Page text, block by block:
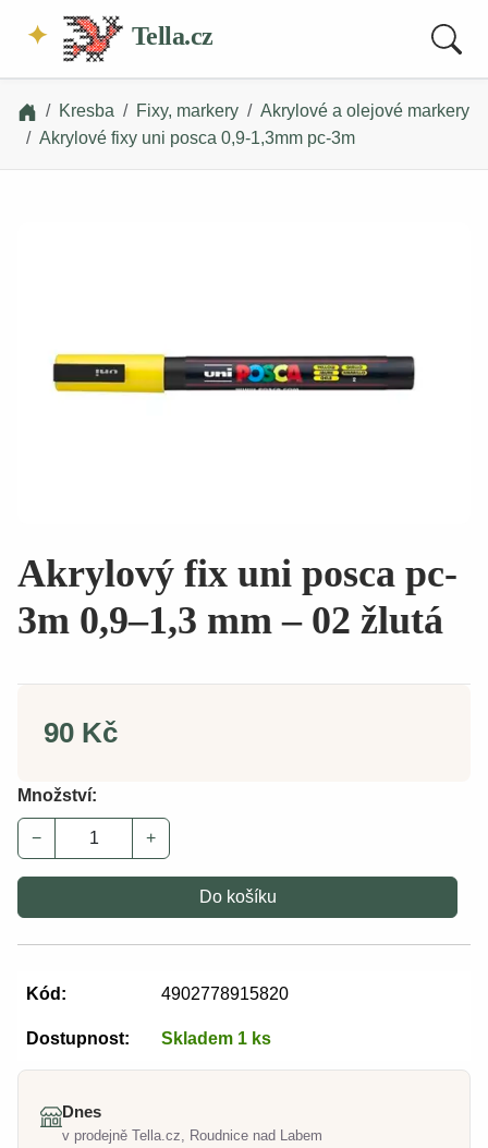
Tella.cz
Kresba Fixy, markery
Akrylové a olejové markery
Akrylové fixy uni posca 0,9-1,3mm pc-3m
Akrylový fix uni posca pc-
3m 0,9–1,3 mm – 02 žlutá
90 Kč
Množství:
− +
Do košíku
Kód: 4902778915820
Dostupnost: Skladem 1 ks
Dnes
v prodejně Tella.cz, Roudnice nad Labem